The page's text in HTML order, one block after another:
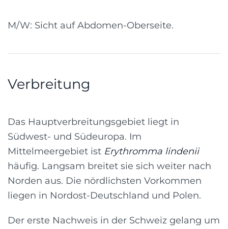
M/W: Sicht auf Abdomen-Oberseite.
Verbreitung
Das Hauptverbreitungsgebiet liegt in
Südwest- und Südeuropa. Im
Mittelmeergebiet ist Erythromma lindenii
häufig. Langsam breitet sie sich weiter nach
Norden aus. Die nördlichsten Vorkommen
liegen in Nordost-Deutschland und Polen.
Der erste Nachweis in der Schweiz gelang um